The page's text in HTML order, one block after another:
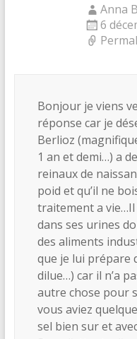
Anna
6
Bonjour je viens
réponse car je
Berlioz
1 an et demi…) a
reinaux de
poid et qu’il ne
traitement a
dans ses urines
des aliments
que je lui prépare
dilue…) car il n’a
autre chose pour
vous aviez
sel bien sur et